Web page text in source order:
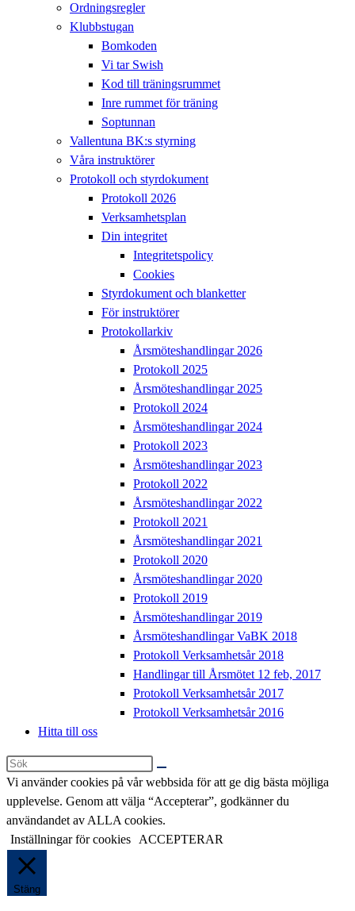
Ordningsregler
Klubbstugan
Bomkoden
Vi tar Swish
Kod till träningsrummet
Inre rummet för träning
Soptunnan
Vallentuna BK:s styrning
Våra instruktörer
Protokoll och styrdokument
Protokoll 2026
Verksamhetsplan
Din integritet
Integritetspolicy
Cookies
Styrdokument och blanketter
För instruktörer
Protokollarkiv
Årsmöteshandlingar 2026
Protokoll 2025
Årsmöteshandlingar 2025
Protokoll 2024
Årsmöteshandlingar 2024
Protokoll 2023
Årsmöteshandlingar 2023
Protokoll 2022
Årsmöteshandlingar 2022
Protokoll 2021
Årsmöteshandlingar 2021
Protokoll 2020
Årsmöteshandlingar 2020
Protokoll 2019
Årsmöteshandlingar 2019
Årsmöteshandlingar VaBK 2018
Protokoll Verksamhetsår 2018
Handlingar till Årsmötet 12 feb, 2017
Protokoll Verksamhetsår 2017
Protokoll Verksamhetsår 2016
Hitta till oss
Sök
på
denna
webbplats
Vi använder cookies på vår webbsida för att ge dig bästa möjliga
upplevelse. Genom att välja “Accepterar”, godkänner du
användandet av ALLA cookies.
Inställningar för cookies
ACCEPTERAR
Stäng